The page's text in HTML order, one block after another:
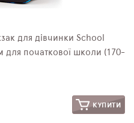
для дівчинки School
для початкової школи (170-
КУПИТИ